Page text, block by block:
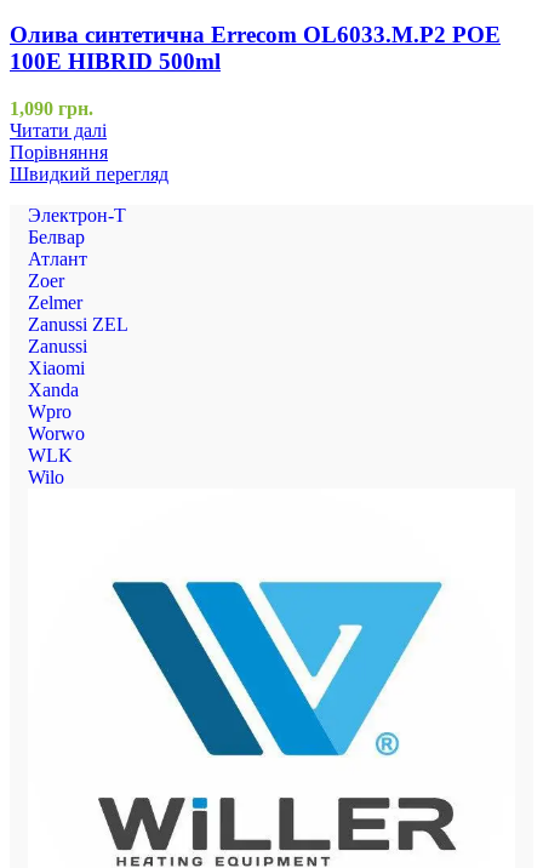
Олива синтетична Errecom OL6033.М.P2 POE
100E HIBRID 500ml
1,090 грн.
Читати далі
Порівняння
Швидкий перегляд
Электрон-Т
Белвар
Атлант
Zoer
Zelmer
Zanussi ZEL
Zanussi
Xiaomi
Xanda
Wpro
Worwo
WLK
Wilo